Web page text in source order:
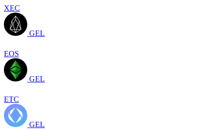
XEC
GEL
EOS
GEL
ETC
GEL